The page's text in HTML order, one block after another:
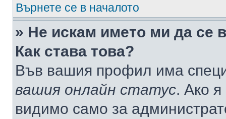
Върнете се в началото
» Не искам името ми да се
Как става това?
Във вашия профил има
вашия онлайн статус. Ако
видимо само за